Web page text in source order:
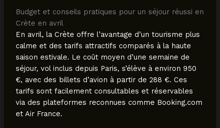
Budget et conseils pratiques pour un séjour réussi en
Crète en avril
En avril, la Crète offre l’avantage d’un tourisme plus
calme et des tarifs attractifs comparés à la haute
saison estivale. Le coût moyen d’une semaine de
séjour, vol inclus depuis Paris, s’élève à environ 950
€, avec des billets d’avion à partir de 288 €. Ces
tarifs sont facilement consultables et réservables
via des plateformes reconnues comme Booking.com
et Air France.